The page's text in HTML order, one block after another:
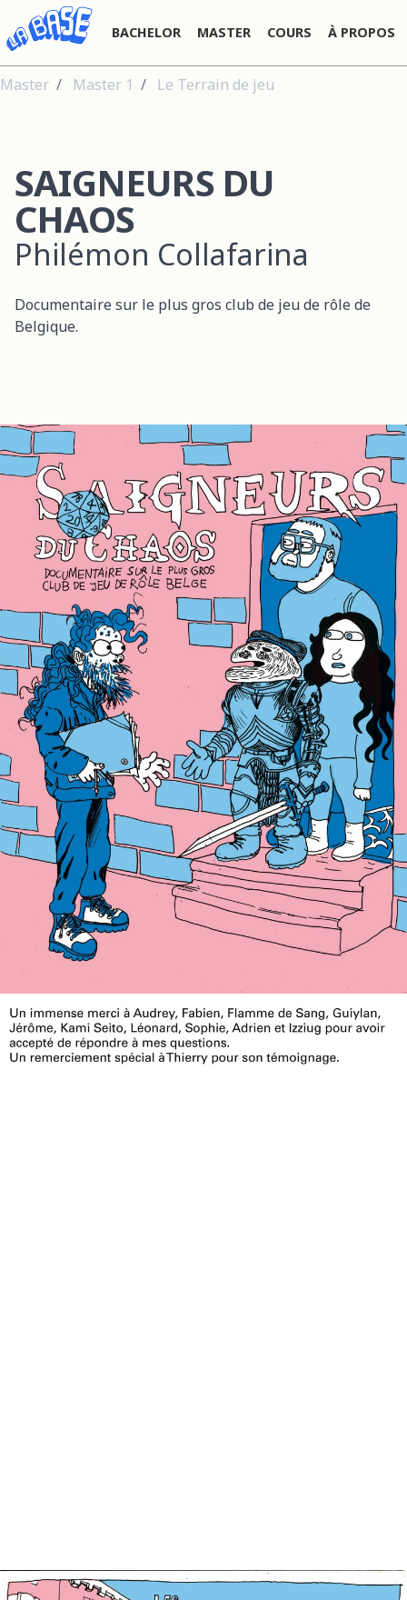
BACHELOR MASTER COURS À PROPOS
Master Master 1 Le Terrain de jeu
SAIGNEURS DU
CHAOS
Philémon Collafarina
Documentaire sur le plus gros club de jeu de rôle de
Belgique.